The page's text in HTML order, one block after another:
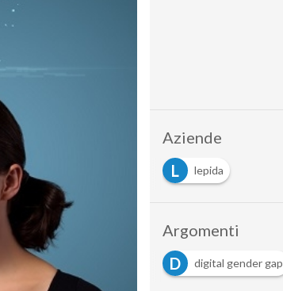
Aziende
L
lepida
Argomenti
D
digital gender gap